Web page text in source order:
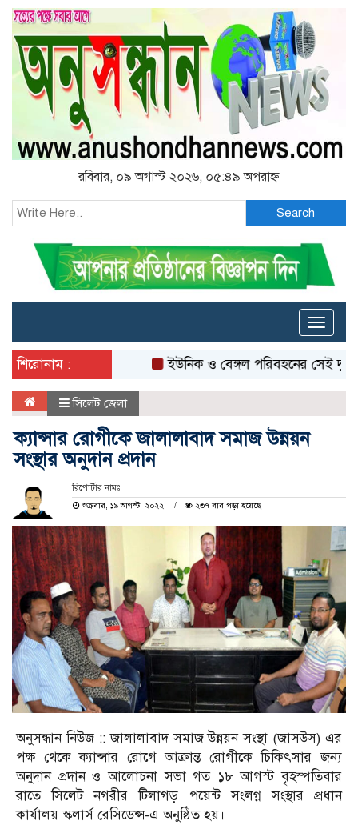
রবিবার, ০৯ অগাস্ট ২০২৬, ০৫:৪৯ অপরাহ্ন
Search
Toggle
শিরোনাম :
ইউনিক ও বেঙ্গল পরিবহনের সেই দুই বাসের
সিলেট জেলা
ক্যান্সার রোগীকে জালালাবাদ সমাজ উন্নয়ন
সংস্থার অনুদান প্রদান
রিপোর্টার নামঃ
শুক্রবার, ১৯ আগস্ট, ২০২২
২৩৭ বার পড়া হয়েছে
অনুসন্ধান নিউজ :: জালালাবাদ সমাজ উন্নয়ন সংস্থা (জাসউস) এর
পক্ষ থেকে ক্যান্সার রোগে আক্রান্ত রোগীকে চিকিৎসার জন্য
অনুদান প্রদান ও আলোচনা সভা গত ১৮ আগস্ট বৃহস্পতিবার
রাতে সিলেট নগরীর টিলাগড় পয়েন্ট সংলগ্ন সংস্থার প্রধান
কার্যালয় স্কলার্স রেসিডেন্স-এ অনুষ্ঠিত হয়।